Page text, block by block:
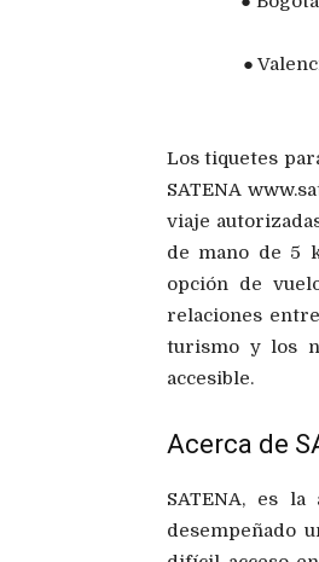
●
Los tiquetes
SATENA
viaje
de mano de 5
opción de
relaciones
turismo y los
accesible.
Acerca de
SATENA, es
desempeñado